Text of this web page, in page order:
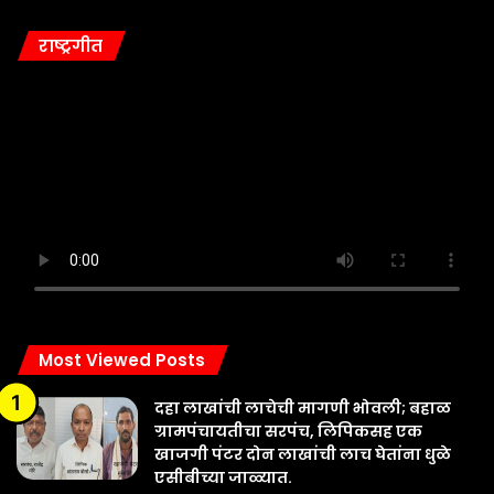
राष्ट्रगीत
Most Viewed Posts
दहा लाखांची लाचेची मागणी भोवली; बहाळ
ग्रामपंचायतीचा सरपंच, लिपिकसह एक
खाजगी पंटर दोन लाखांची लाच घेतांना धुळे
एसीबीच्या जाळ्यात.